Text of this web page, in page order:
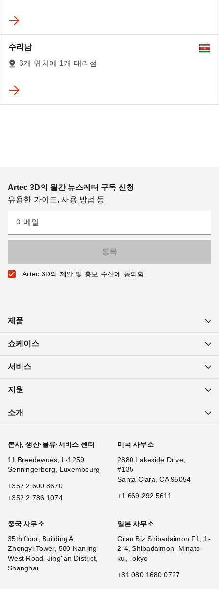
수리남
3개 위치에 1개 대리점
Artec 3D의 월간 뉴스레터 구독 신청
유용한 가이드, 사용 방법 등
이메일
Artec 3D의 제안 및 홍보 수신에 동의함
제품
쇼케이스
서비스
지원
소개
본사, 생산·물류·서비스 센터
11 Breedewues, L-1259
Senningerberg, Luxembourg
+352 2 600 8670
+352 2 786 1074
미국 사무소
2880 Lakeside Drive,
#135
Santa Clara, CA 95054
+1 669 292 5611
중국 사무소
35th floor, Building A,
Zhongyi Tower, 580 Nanjing
West Road, Jing''an District,
Shanghai
일본 사무소
Gran Biz Shibadaimon F1, 1-
2-4, Shibadaimon, Minato-
ku, Tokyo
+81 080 1680 0727